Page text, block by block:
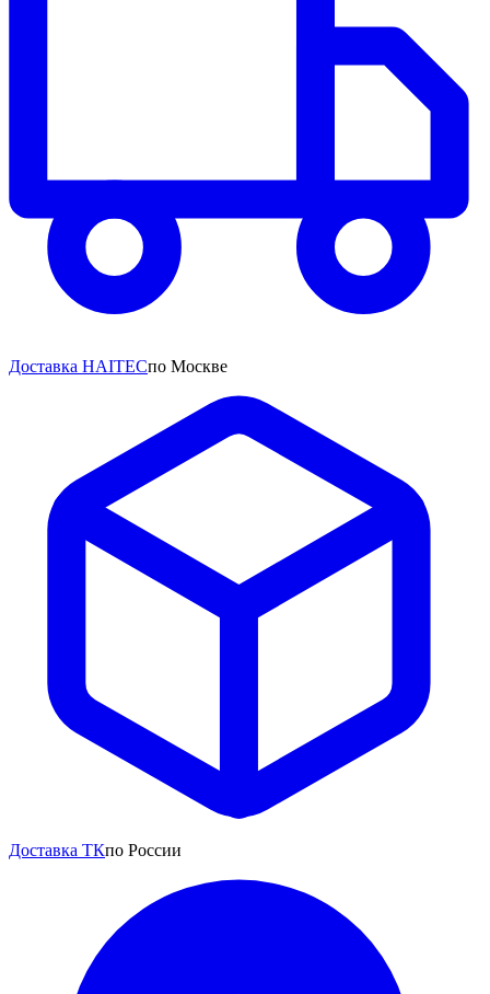
Доставка HAITECпо Москве
Доставка ТКпо России